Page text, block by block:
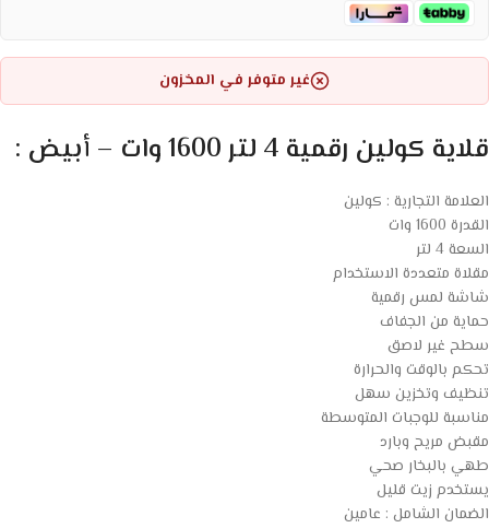
غير متوفر في المخزون
قلاية كولين رقمية 4 لتر 1600 وات – أبيض :
العلامة التجارية : كولين
القدرة 1600 وات
السعة 4 لتر
مقلاة متعددة الاستخدام
شاشة لمس رقمية
حماية من الجفاف
سطح غير لاصق
تحكم بالوقت والحرارة
تنظيف وتخزين سهل
مناسبة للوجبات المتوسطة
مقبض مريح وبارد
طهي بالبخار صحي
يستخدم زيت قليل
الضمان الشامل : عامين